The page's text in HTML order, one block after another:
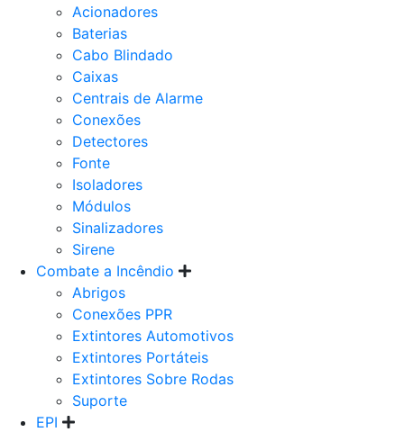
Acionadores
Baterias
Cabo Blindado
Caixas
Centrais de Alarme
Conexões
Detectores
Fonte
Isoladores
Módulos
Sinalizadores
Sirene
Combate a Incêndio
Abrigos
Conexões PPR
Extintores Automotivos
Extintores Portáteis
Extintores Sobre Rodas
Suporte
EPI